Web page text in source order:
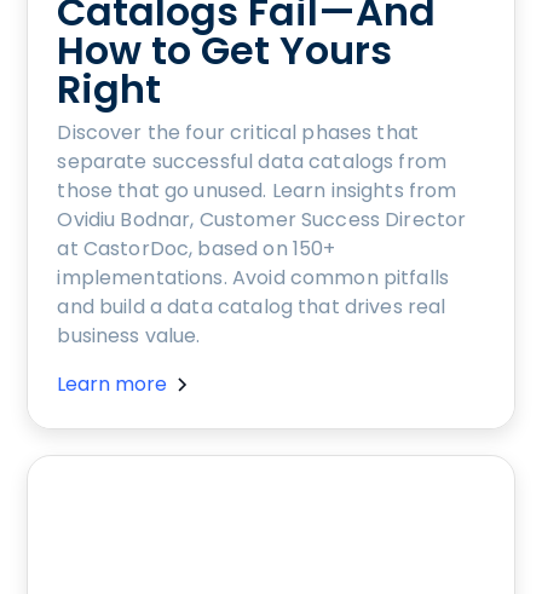
Catalogs Fail—And
How to Get Yours
Right
Discover the four critical phases that
separate successful data catalogs from
those that go unused. Learn insights from
Ovidiu Bodnar, Customer Success Director
at CastorDoc, based on 150+
implementations. Avoid common pitfalls
and build a data catalog that drives real
business value.
Learn more